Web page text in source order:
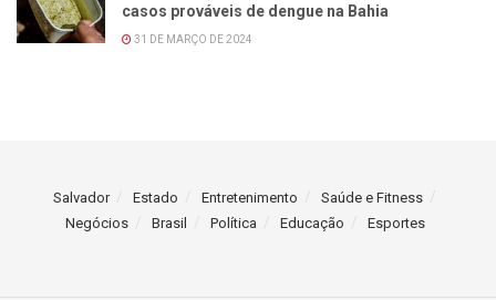
casos prováveis de dengue na Bahia
31 DE MARÇO DE 2024
Salvador Estado Entretenimento
Saúde e Fitness
Negócios
Brasil Política Educação Esportes